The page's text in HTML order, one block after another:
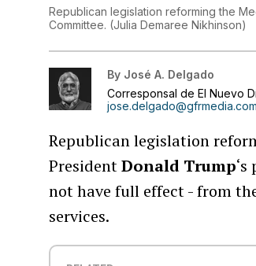
Republican legislation reforming the
Committee. (Julia Demaree Nikhinson)
By José A. Delgado
Corresponsal de El Nuevo
jose.delgado@gfrmedia.com
Republican legislation
PresidentDonald Trump
not have full effect - from
services.